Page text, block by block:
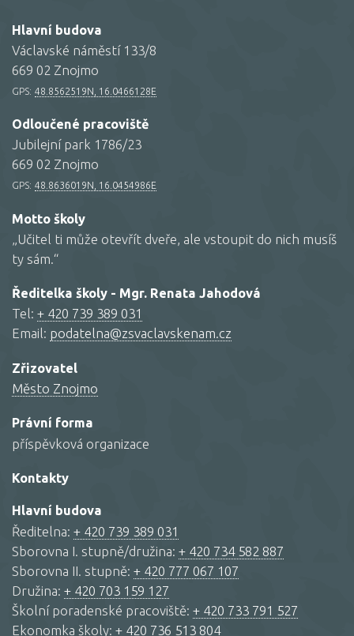
Hlavní budova
Václavské náměstí 133/8
669 02 Znojmo
GPS: 48.8562519N, 16.0466128E
Odloučené pracoviště
Jubilejní park 1786/23
669 02 Znojmo
GPS: 48.8636019N, 16.0454986E
Motto školy
„Učitel ti může otevřít dveře, ale vstoupit do nich musíš
ty sám.“
Ředitelka školy - Mgr. Renata Jahodová
Tel: + 420 739 389 031
Email: podatelna@zsvaclavskenam.cz
Zřizovatel
Město Znojmo
Právní forma
příspěvková organizace
Kontakty
Hlavní budova
Ředitelna: + 420 739 389 031
Sborovna I. stupně/družina: + 420 734 582 887
Sborovna II. stupně: + 420 777 067 107
Družina: + 420 703 159 127
Školní poradenské pracoviště: + 420 733 791 527
Ekonomka školy: + 420 736 513 804